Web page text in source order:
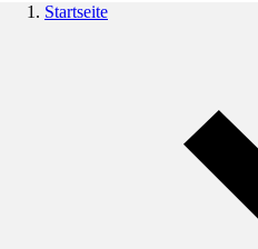
Startseite